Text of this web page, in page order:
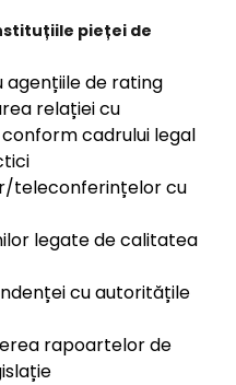
pieței de
agențiile de rating
relației cu
cadrului legal
teleconferințelor cu
legate de calitatea
cu autoritățile
rapoartelor de